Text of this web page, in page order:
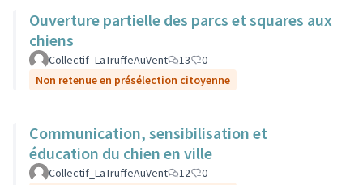
Ouverture partielle des parcs et squares aux
chiens
Collectif_LaTruffeAuVent 13
0
Non retenue en présélection citoyenne
Communication, sensibilisation et
éducation du chien en ville
Collectif_LaTruffeAuVent 12
0